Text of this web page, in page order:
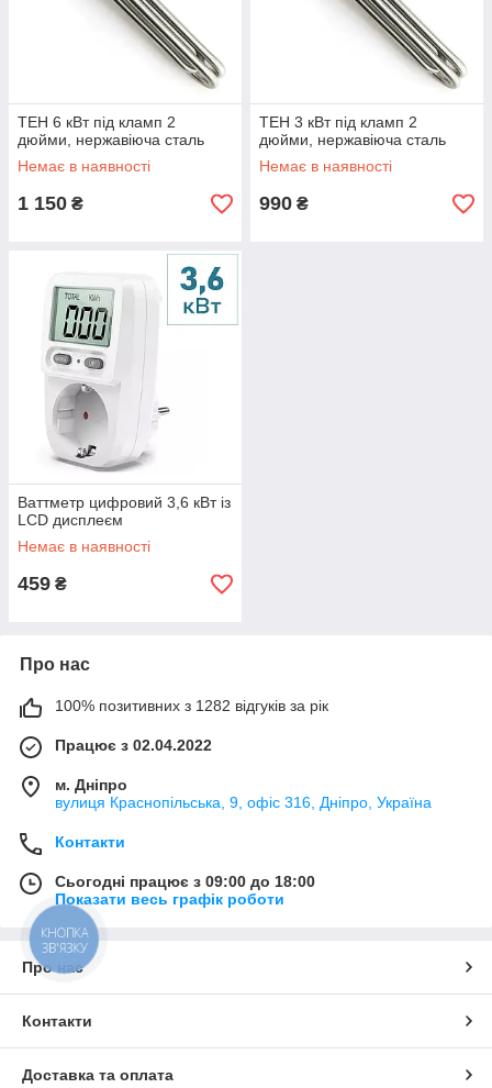
ТЕН 6 кВт під кламп 2
дюйми, нержавіюча сталь
Немає в наявності
1 150 ₴
ТЕН 3 кВт під кламп 2
дюйми, нержавіюча сталь
Немає в наявності
990 ₴
Ваттметр цифровий 3,6 кВт із
LCD дисплеєм
Немає в наявності
459 ₴
Про нас
100% позитивних з 1282 відгуків за рік
Працює з 02.04.2022
м. Дніпро
вулиця Краснопільська, 9, офіс 316, Дніпро, Україна
Контакти
Сьогодні працює з 09:00 до 18:00
Показати весь графік роботи
Про нас
Контакти
Доставка та оплата
КНОПКА
ЗВ'ЯЗКУ